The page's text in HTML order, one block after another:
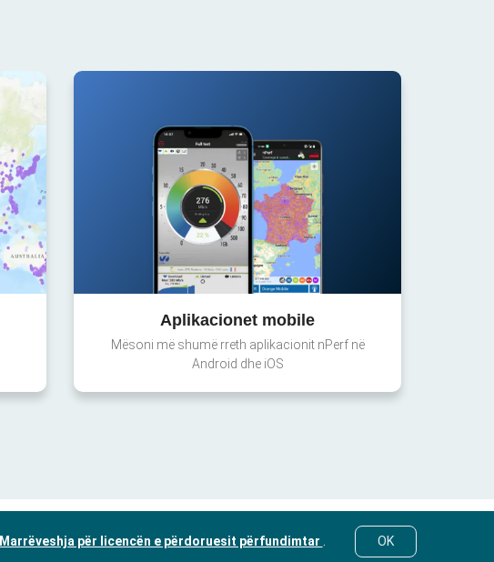
Aplikacionet mobile
Mësoni më shumë rreth aplikacionit nPerf në
Android dhe iOS
Marrëveshja për licencën e përdoruesit përfundimtar OK